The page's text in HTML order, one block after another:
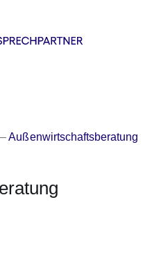
Direkt zum Kopf der
Direkt zum Inhalt
Direkt zum Fuß der
Außenwirtschaftsberatung